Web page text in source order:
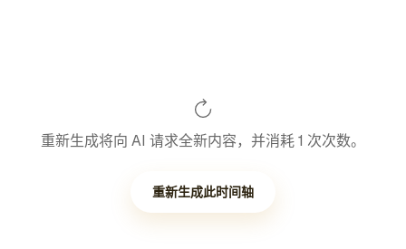
重新生成将向 AI 请求全新内容，并消耗 1 次次数。
重新生成此时间轴